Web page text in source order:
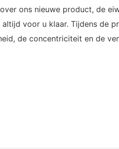
ons nieuwe product, de
voor u klaar. Tijdens de
de concentriciteit en de